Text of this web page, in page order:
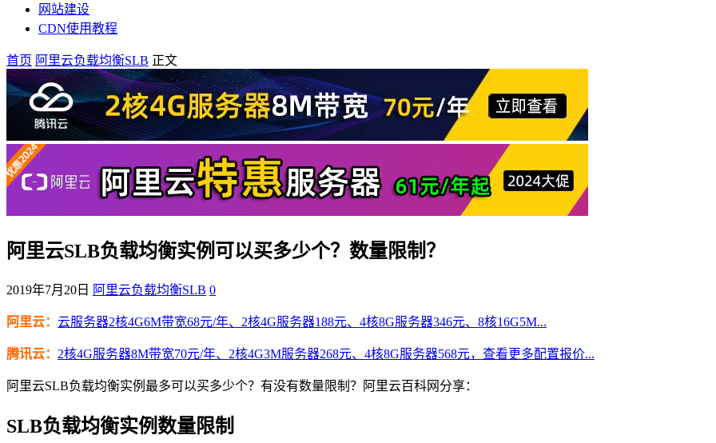
网站建设
CDN使用教程
首页 阿里云负载均衡SLB 正文
阿里云SLB负载均衡实例可以买多少个？数量限制？
2019年7月20日 阿里云负载均衡SLB 0
阿里云： 云服务器2核4G6M带宽68元/年、2核4G服务器188元、4核8G服务器346元、8核16G5M...
腾讯云： 2核4G服务器8M带宽70元/年、2核4G3M服务器268元、4核8G服务器568元，查看更多配置报价...
阿里云SLB负载均衡实例最多可以买多少个？有没有数量限制？阿里云百科网分享：
SLB负载均衡实例数量限制